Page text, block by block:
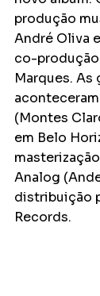
produção
André Oliva
co-
Marques. As
(Montes
em Belo
Analog
distribuição
Records.